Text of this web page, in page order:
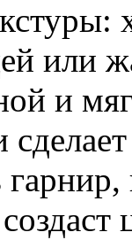
или
и